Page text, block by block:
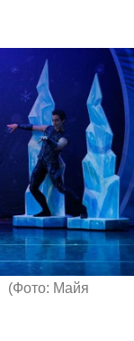
(Фото: Майя